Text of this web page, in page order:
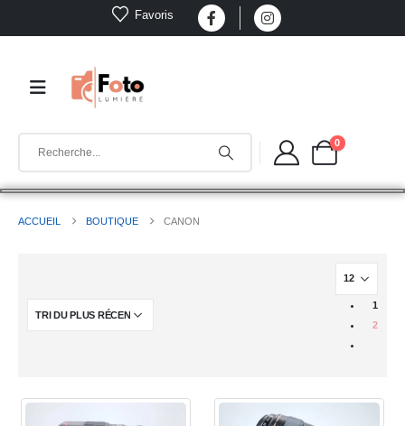
Favoris
0
ACCUEIL BOUTIQUE CANON
1
2